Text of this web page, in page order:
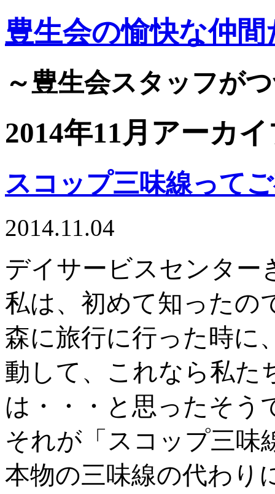
豊生会の愉快な仲間
～豊生会スタッフが
2014年11月アーカ
スコップ三味線って
2014.11.04
デイサービスセンター
私は、初めて知ったの
森に旅行に行った時に
動して、これなら私た
は・・・と思ったそう
それが「スコップ三味
本物の三味線の代わり